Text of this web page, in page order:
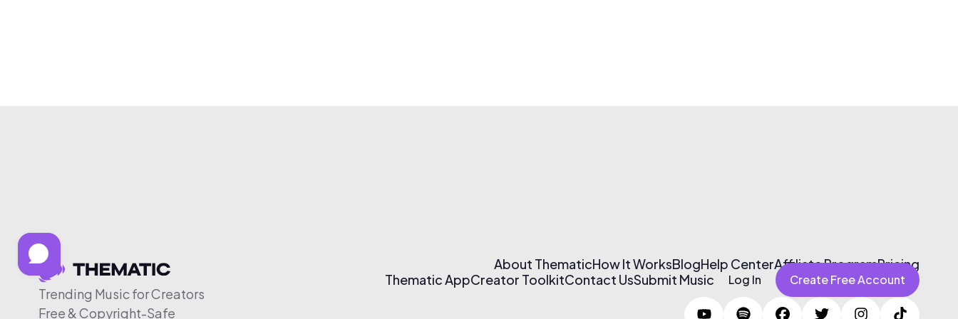
Trending Music for Creators
Free & Copyright-Safe
About ThematicHow It WorksBlogHelp CenterAffiliate ProgramPricing
Thematic AppCreator ToolkitContact UsSubmit Music Log In Create Free Account